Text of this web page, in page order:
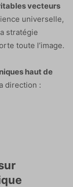
vecteurs
universelle,
stratégie
toute l’image.
haut de
direction :